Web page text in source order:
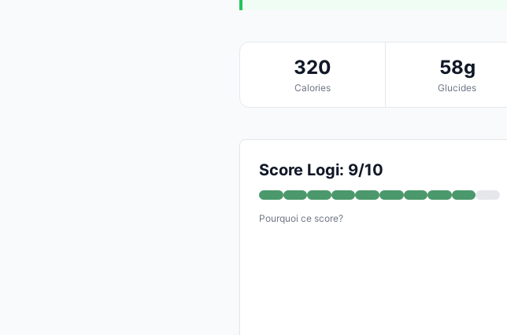
320
Calories
58g
Glucides
Score Logi: 9/10
Pourquoi ce score?